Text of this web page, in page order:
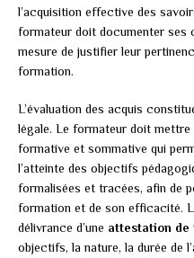
l’acquisition effective des
formateur doit documenter ses
mesure de justifier leur
formation.
L’évaluation des acquis
légale. Le formateur doit mettre
formative et sommative qui
l’atteinte des objectifs
formalisées et tracées, afin de
formation et de son efficacité.
délivrance d’une attestation de
objectifs, la nature, la durée de